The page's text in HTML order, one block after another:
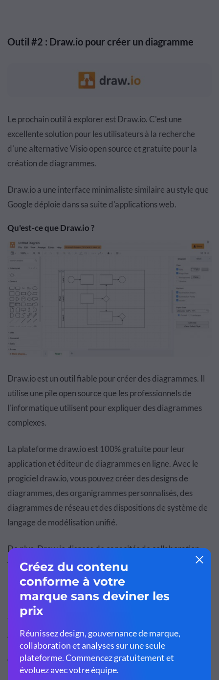
Outil #2 : Draw.io pour créer un diagramme
Le prochain outil à explorer estDraw.io. C'est une
excellente solution pour les utilisateurs à la recherche
d'une alternative Visio open source et gratuite pour la
création de diagrammes.
Draw.ioa une interface minimaliste similaire au style que
Google déploie dans sa suite d'applications web.
Qu'est-ce queDraw.io?
Draw.ioest un outil fiable pour créer des diagrammes. Il
utilise une pile open source que les professionnels de
l'informatique utilisent pour expliquer des diagrammes
complexes.
La plateforme draw.ioest 100% gratuite pour leur
application et éditeur de diagrammes en ligne. Avec le
progiciel draw.io, vous pouvez créer des designs de
diagrammes, des organigrammes personnalisés, des
diagrammes de réseau et des dispositions de système de
langage de modélisation unifié.
De plus,Draw.iodispose de capacités de collaboration
fiables et d'une interface que de nombreux
professionnels de l'informatique comprennent.
Draw.io est un bon éditeur de graphiques vectoriels pour
tout utilisateur qui souhaite produire des diagrammes
gratuitement.
À qui s’adresse-t-il ?
Draw.ioest conçu pour les développeurs, les